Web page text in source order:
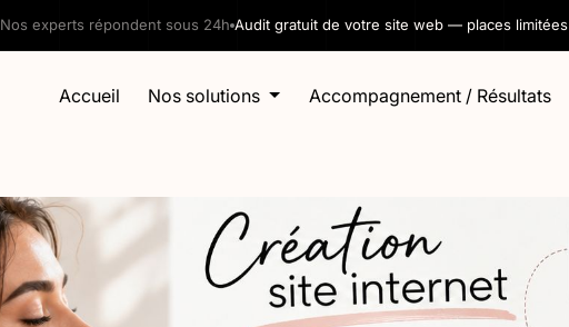
Nos experts répondent sous 24h Audit gratuit de votre site web — places limitées
Accueil Nos solutions Accompagnement / Résultats